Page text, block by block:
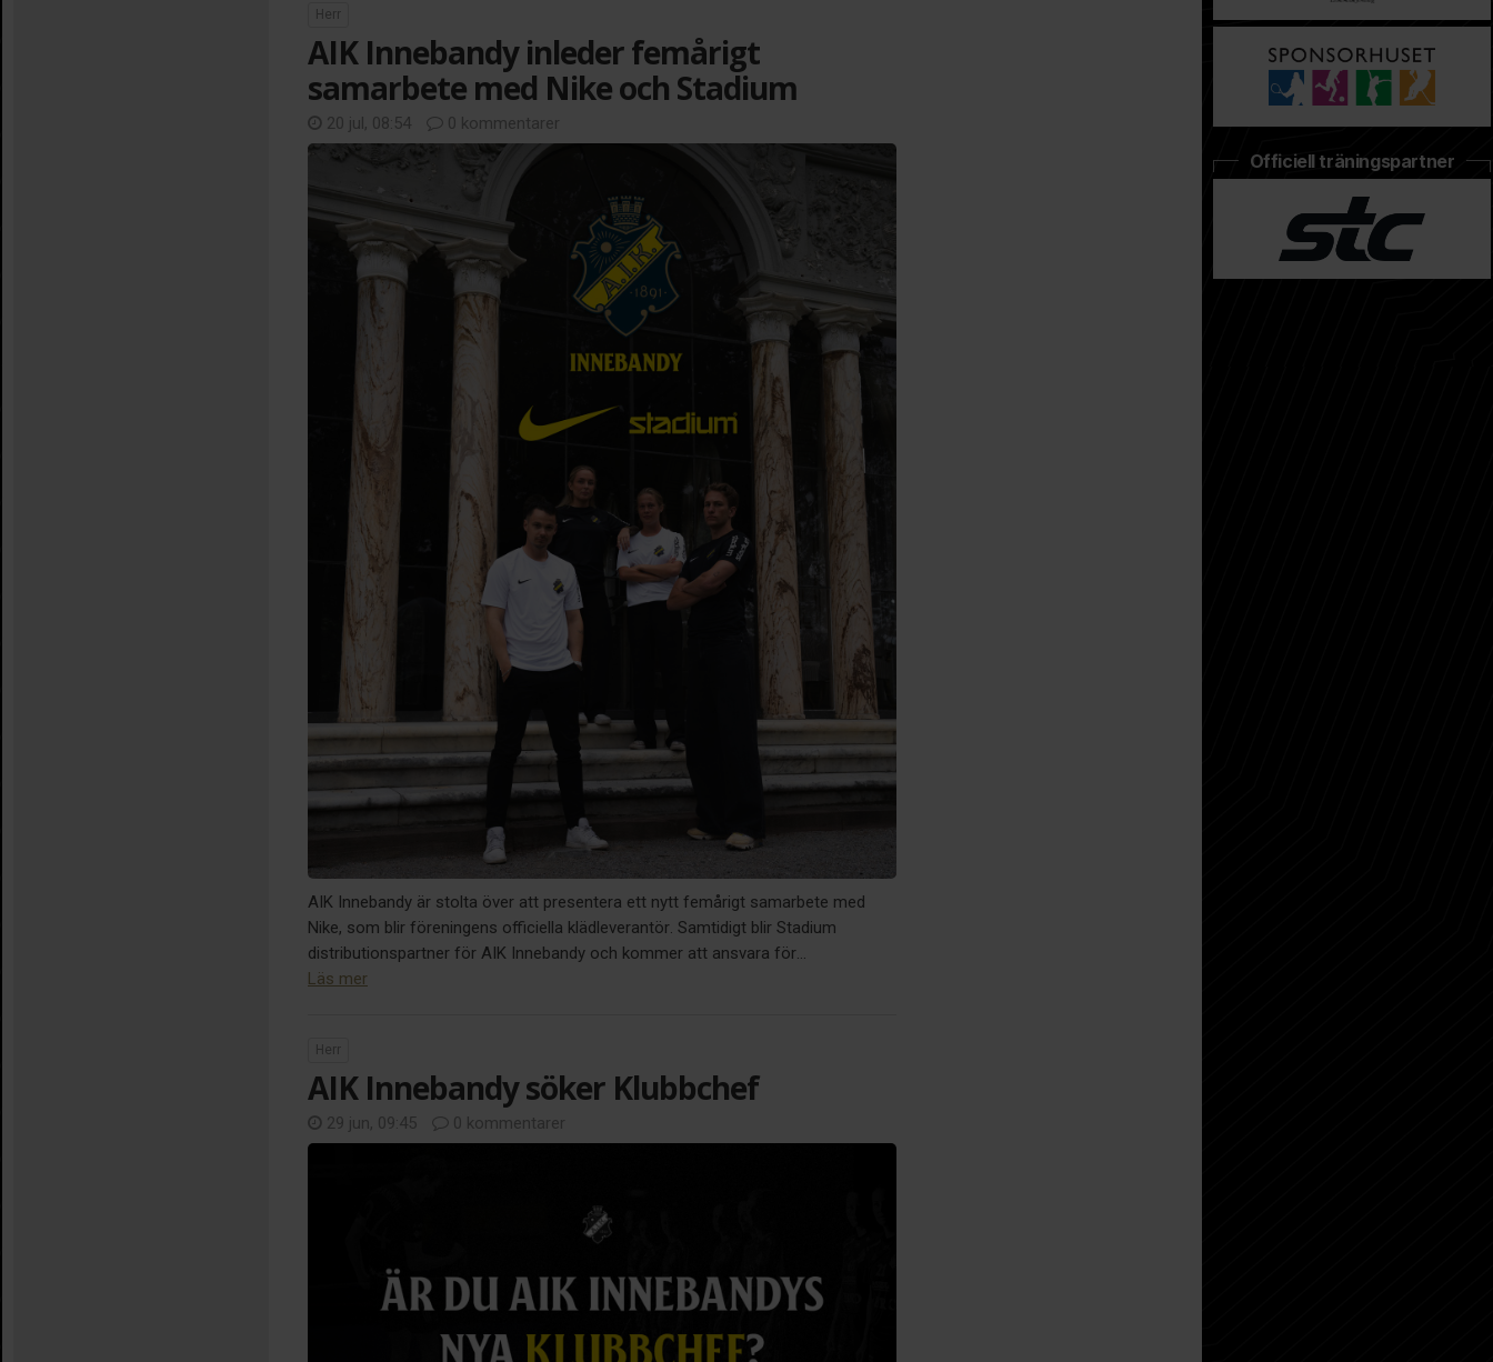
Herr
AIK Innebandy inleder femårigt
samarbete med Nike och Stadium
20 jul, 08:54 0 kommentarer
AIK Innebandy är stolta över att presentera ett nytt femårigt samarbete med
Nike, som blir föreningens officiella klädleverantör. Samtidigt blir Stadium
distributionspartner för AIK Innebandy och kommer att ansvara för...
Läs mer
Herr
AIK Innebandy söker Klubbchef
29 jun, 09:45 0 kommentarer
Officiell träningspartner